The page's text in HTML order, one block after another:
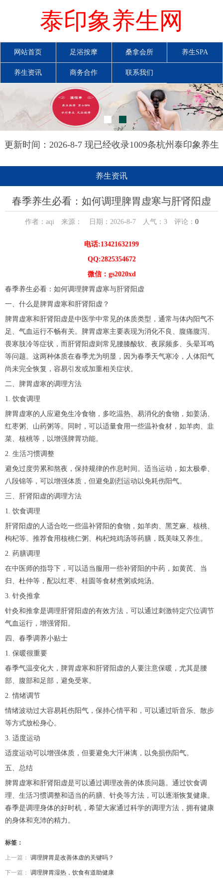
泰印象养生网
网站首页 足浴按摩 桑拿会所 养生SPA
养生资讯 商务合作 联系我们
更新时间：2026-8-7 现已经收录1009条杭州泰印象养生
养生资讯
春季养生必看：如何调理脾胃虚寒与肝肾阳虚
作者：aqi 来源： 日期：2026-8-7 人气： 3评论： 0
电话:13421632199
QQ:2825354672
微信：gs2020xd
春季养生必看：如何调理脾胃虚寒与肝肾阳虚
一、什么是脾胃虚寒和肝肾阳虚？
脾胃虚寒和肝肾阳虚是中医学中常见的体质类型，通常与体内阳气不
足、气血运行不畅有关。脾胃虚寒主要表现为消化不良、腹痛腹泻、
畏寒肢冷等症状，而肝肾阳虚则常见腰膝酸软、夜尿频多、头晕耳鸣
等问题。这两种体质在春季尤为明显，因为春季天气寒冷，人体阳气
尚未完全恢复，容易引发或加重相关症状。
二、脾胃虚寒的调理方法
1. 饮食调理
脾胃虚寒的人应避免生冷食物，多吃温热、易消化的食物，如姜汤、
红枣粥、山药粥等。同时，可以适量食用一些温补食材，如羊肉、韭
菜、核桃等，以增强脾胃功能。
2. 生活习惯调整
避免过度劳累和熬夜，保持规律的作息时间。适当运动，如太极拳、
八段锦等，可以增强体质，但避免剧烈运动以免耗伤阳气。
三、肝肾阳虚的调理方法
1. 饮食调理
肝肾阳虚的人适合吃一些温补肾阳的食物，如羊肉、黑芝麻、核桃、
枸杞等。推荐食用核桃仁粥、枸杞炖鸡汤等药膳，既美味又养生。
2. 药膳调理
在中医师的指导下，可以适当服用一些补肾阳的中药，如黄芪、当
归、杜仲等，配以红枣、桂圆等食材煮粥或炖汤。
3. 针灸推拿
针灸和推拿是调理肝肾阳虚的有效方法，可以通过刺激特定穴位调节
气血运行，增强肾阳。
四、春季调养小贴士
1. 保暖很重要
春季气温变化大，脾胃虚寒和肝肾阳虚的人要注意保暖，尤其是腰
部、腹部和足部，避免受寒。
2. 情绪调节
情绪波动过大容易耗伤阳气，保持心情平和，可以通过听音乐、散步
等方式放松身心。
3. 适度运动
适度运动可以增强体质，但要避免大汗淋漓，以免损伤阳气。
五、总结
脾胃虚寒和肝肾阳虚是可以通过调理改善的体质问题。通过饮食调
理、生活习惯调整和适当的药膳、针灸等方法，可以逐渐恢复健康。
春季是调理身体的好时机，希望大家通过科学的调理方法，拥有健康
的身体和充沛的精力。
标签：
上一篇： 调理脾胃是改善体虚的关键吗？
下一篇： 调理脾胃湿热，饮食有道助健康